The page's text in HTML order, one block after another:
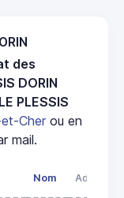
des
DORIN
PLESSIS
Cher ou en
mail.
Nom Adresse